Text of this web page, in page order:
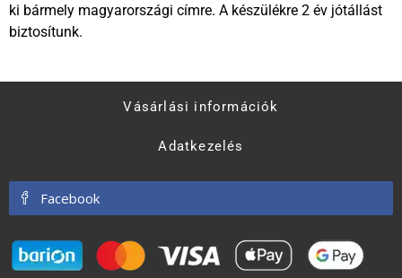
ki bármely magyarországi címre. A készülékre 2 év jótállást
biztosítunk.
Vásárlási információk
Adatkezelés
Facebook